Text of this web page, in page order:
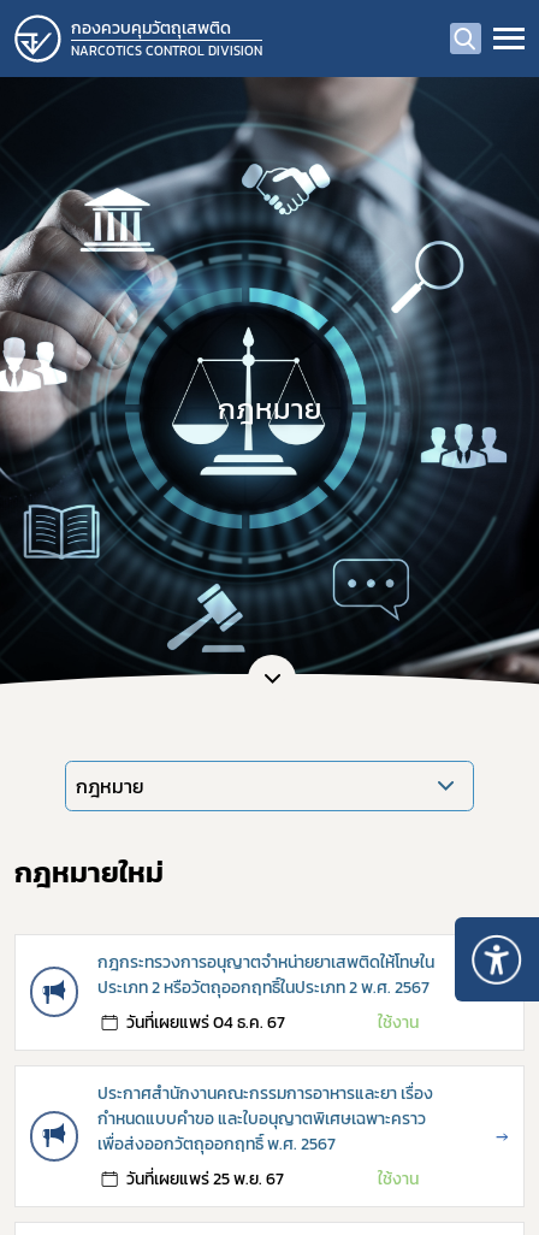
กองควบคุมวัตถุเสพติด
NARCOTICS CONTROL DIVISION
กฎหมาย
กฎหมาย
กฎหมายใหม่
กฎกระทรวงการอนุญาตจำหน่ายยาเสพติดให้โทษใน
ประเภท 2 หรือวัตถุออกฤทธิ์ในประเภท 2 พ.ศ. 2567
วันที่เผยแพร่ 04 ธ.ค. 67
ใช้งาน
→
ประกาศสำนักงานคณะกรรมการอาหารและยา เรื่อง
กำหนดแบบคำขอ และใบอนุญาตพิเศษเฉพาะคราว
เพื่อส่งออกวัตถุออกฤทธิ์ พ.ศ. 2567
วันที่เผยแพร่ 25 พ.ย. 67
ใช้งาน
→